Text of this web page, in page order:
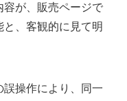
が、販売ページで
、客観的に見て明
誤操作により、同一